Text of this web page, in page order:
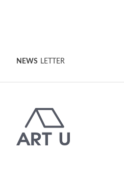
NEWS LETTER